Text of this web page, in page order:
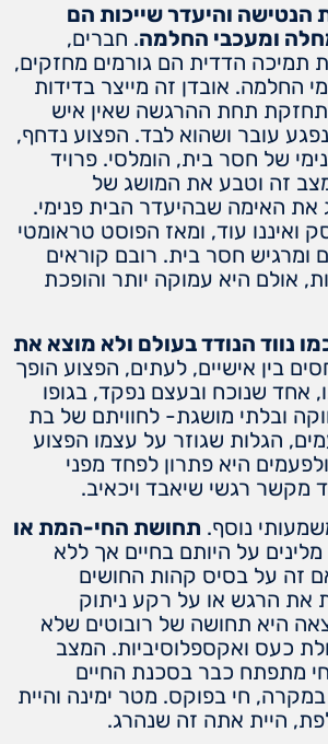
הנטישה והיעדר שייכות הם
ומעכבי החלמה. חברים,
תמיכה הדדית הם גורמים מחזקים,
החלמה. אובדן זה מייצר בדידות
תחת ההרגשה שאין איש
עובר ושהוא לבד. הפצוע נדחף,
של חסר בית, הומלסי. פרויד
זה וטבע את המושג של
את האימה שבהיעדר הבית פנימי.
ואיננו עוד, ומאז הפוסט טראומטי
ומרגיש חסר בית. רובם קוראים
אולם היא עמוקה יותר והופכת
נווד הנודד בעולם ולא מוצא את
בין אישיים, לעתים, הפצוע הופך
אחד שנוכח ובעצם נפקד, בגופו
ובלתי מושגת- לחוויתם של בת
הגלות שגוזר על עצמו הפצוע
היא פתרון לפחד מפני
מקשר רגשי שיאבד ויכאיב.
נוסף. תחושת החי-המת או
מלינים על היותם בחיים אך ללא
זה על בסיס קהות החושים
את הרגש או על רקע ניתוק
היא תחושה של רובוטים שלא
כעס ואקספלוסיביות. המצב
מתפתח כבר בסכנת החיים
חי בפוקס. מטר ימינה והיית
היית אתה זה שנהרג.